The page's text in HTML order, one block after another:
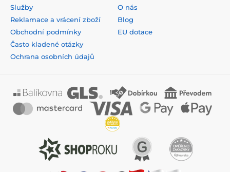
Služby
Reklamace a vrácení zboží
Obchodní podmínky
Často kladené otázky
Ochrana osobních údajů
O nás
Blog
EU dotace